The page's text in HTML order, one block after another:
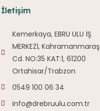
İletişim
Kemerkaya, EBRU ULU İŞ
MERKEZİ, Kahramanmaraş
Cd. NO:35 KAT:1, 61200
Ortahisar/Trabzon
0549 100 06 34
info@drebruulu.com.tr